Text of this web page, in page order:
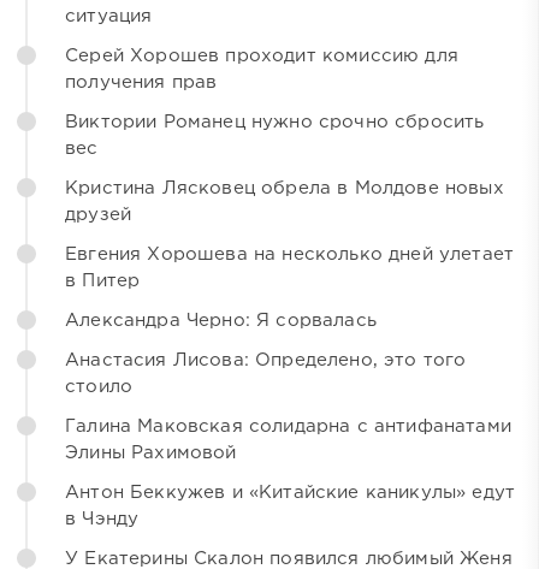
ситуация
Серей Хорошев проходит комиссию для
получения прав
Виктории Романец нужно срочно сбросить
вес
Кристина Лясковец обрела в Молдове новых
друзей
Евгения Хорошева на несколько дней улетает
в Питер
Александра Черно: Я сорвалась
Анастасия Лисова: Определено, это того
стоило
Галина Маковская солидарна с антифанатами
Элины Рахимовой
Антон Беккужев и «Китайские каникулы» едут
в Чэнду
У Екатерины Скалон появился любимый Женя